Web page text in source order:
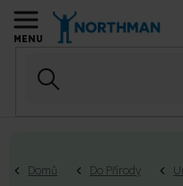
Přejít
na
Domů Do Přírody